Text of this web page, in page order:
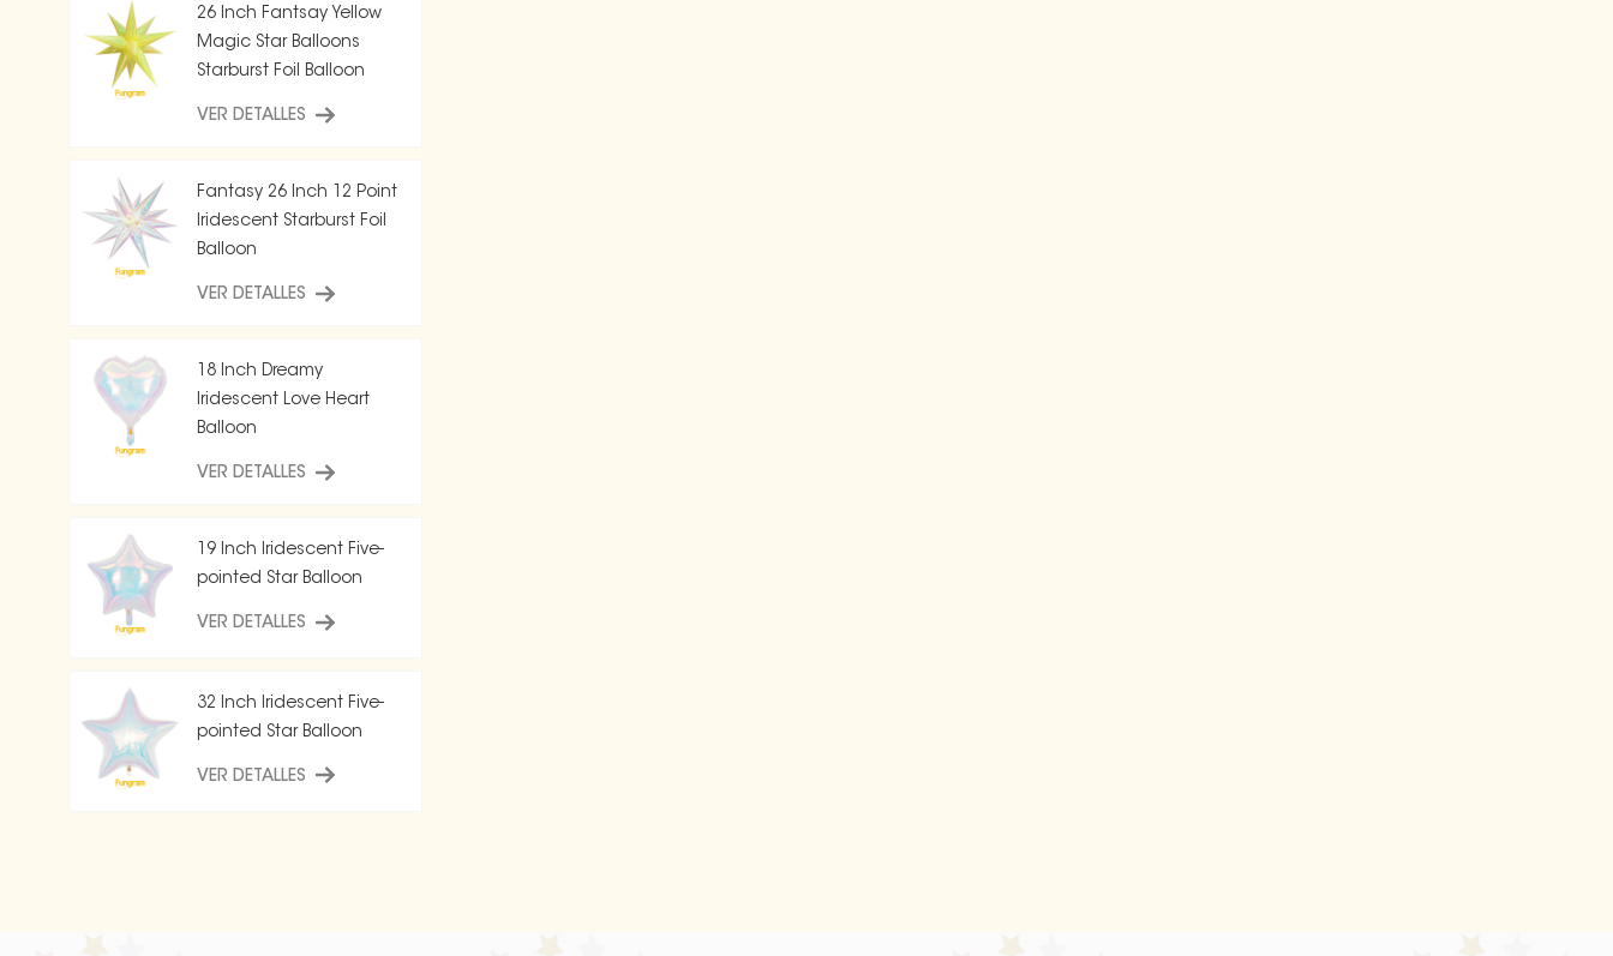
26 Inch Fantsay Yellow
Magic Star Balloons
Starburst Foil Balloon
VER DETALLES
Fantasy 26 Inch 12 Point
Iridescent Starburst Foil
Balloon
VER DETALLES
18 Inch Dreamy
Iridescent Love Heart
Balloon
VER DETALLES
19 Inch Iridescent Five-
pointed Star Balloon
VER DETALLES
32 Inch Iridescent Five-
pointed Star Balloon
VER DETALLES